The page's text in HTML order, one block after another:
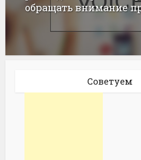
обращать внимание
Советуем